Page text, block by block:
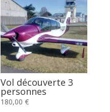
Vol découverte 3
personnes
180,00€